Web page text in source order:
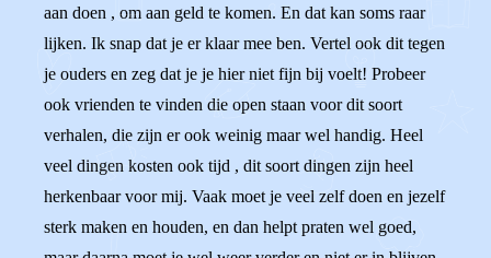
aan doen , om aan geld te komen. En dat kan soms raar
lijken. Ik snap dat je er klaar mee ben. Vertel ook dit tegen
je ouders en zeg dat je je hier niet fijn bij voelt! Probeer
ook vrienden te vinden die open staan voor dit soort
verhalen, die zijn er ook weinig maar wel handig. Heel
veel dingen kosten ook tijd , dit soort dingen zijn heel
herkenbaar voor mij. Vaak moet je veel zelf doen en jezelf
sterk maken en houden, en dan helpt praten wel goed,